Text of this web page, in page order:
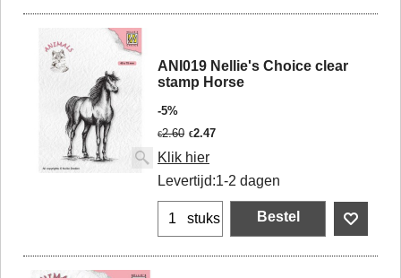
ANI019 Nellie's Choice clear
stamp Horse
-5%
€2.60 €2.47
Klik hier
Levertijd:1-2 dagen
stuks Bestel